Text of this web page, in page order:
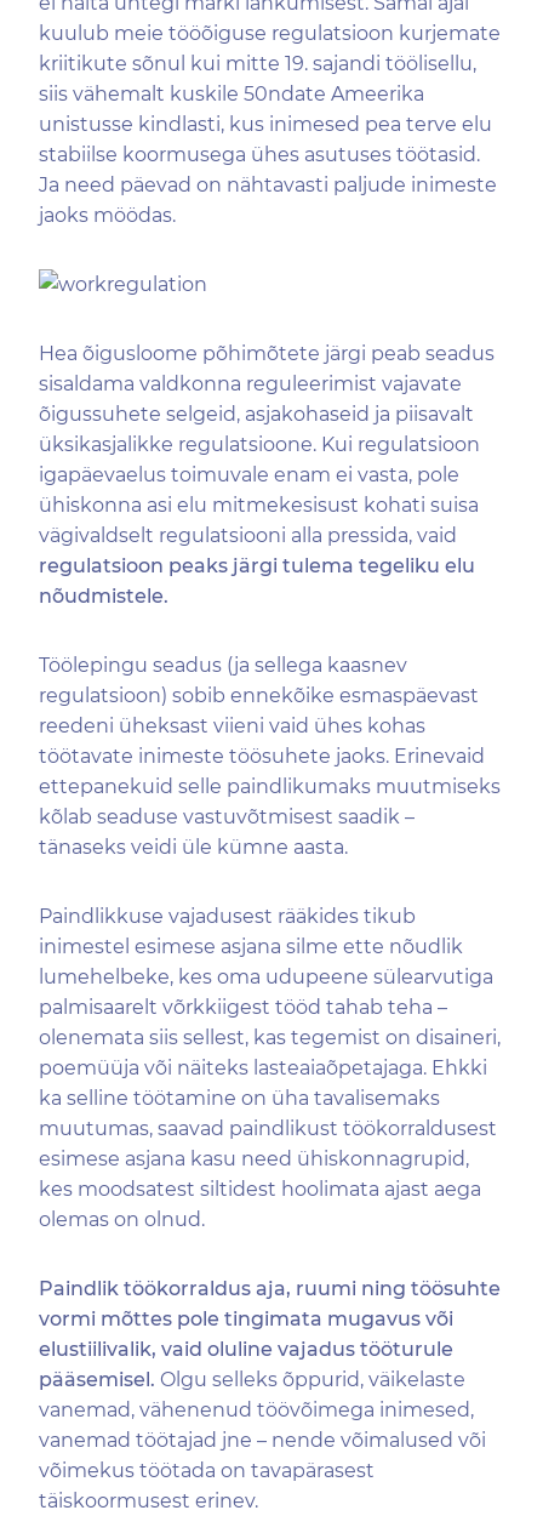
kuulub meie tööõiguse regulatsioon kurjemate
kriitikute sõnul kui mitte 19. sajandi töölisellu,
siis vähemalt kuskile 50ndate Ameerika
unistusse kindlasti, kus inimesed pea terve elu
stabiilse koormusega ühes asutuses töötasid.
Ja need päevad on nähtavasti paljude inimeste
jaoks möödas.
Hea õigusloome põhimõtete järgi peab seadus
sisaldama valdkonna reguleerimist vajavate
õigussuhete selgeid, asjakohaseid ja piisavalt
üksikasjalikke regulatsioone. Kui regulatsioon
igapäevaelus toimuvale enam ei vasta, pole
ühiskonna asi elu mitmekesisust kohati suisa
vägivaldselt regulatsiooni alla pressida, vaid
regulatsioon peaks järgi tulema tegeliku elu
nõudmistele.
Töölepingu seadus (ja sellega kaasnev
regulatsioon) sobib ennekõike esmaspäevast
reedeni üheksast viieni vaid ühes kohas
töötavate inimeste töösuhete jaoks. Erinevaid
ettepanekuid selle paindlikumaks muutmiseks
kõlab seaduse vastuvõtmisest saadik –
tänaseks veidi üle kümne aasta.
Paindlikkuse vajadusest rääkides tikub
inimestel esimese asjana silme ette nõudlik
lumehelbeke, kes oma udupeene sülearvutiga
palmisaarelt võrkkiigest tööd tahab teha –
olenemata siis sellest, kas tegemist on disaineri,
poemüüja või näiteks lasteaiaõpetajaga. Ehkki
ka selline töötamine on üha tavalisemaks
muutumas, saavad paindlikust töökorraldusest
esimese asjana kasu need ühiskonnagrupid,
kes moodsatest siltidest hoolimata ajast aega
olemas on olnud.
Paindlik töökorraldus aja, ruumi ning töösuhte
vormi mõttes pole tingimata mugavus või
elustiilivalik, vaid oluline vajadus tööturule
pääsemisel. Olgu selleks õppurid, väikelaste
vanemad, vähenenud töövõimega inimesed,
vanemad töötajad jne – nende võimalused või
võimekus töötada on tavapärasest
täiskoormusest erinev.